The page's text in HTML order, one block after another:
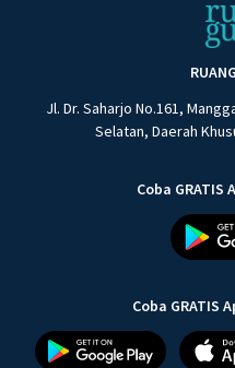
Jl. Dr. Saharjo No.161,
Selatan, Daerah
Coba
Coba GRATIS